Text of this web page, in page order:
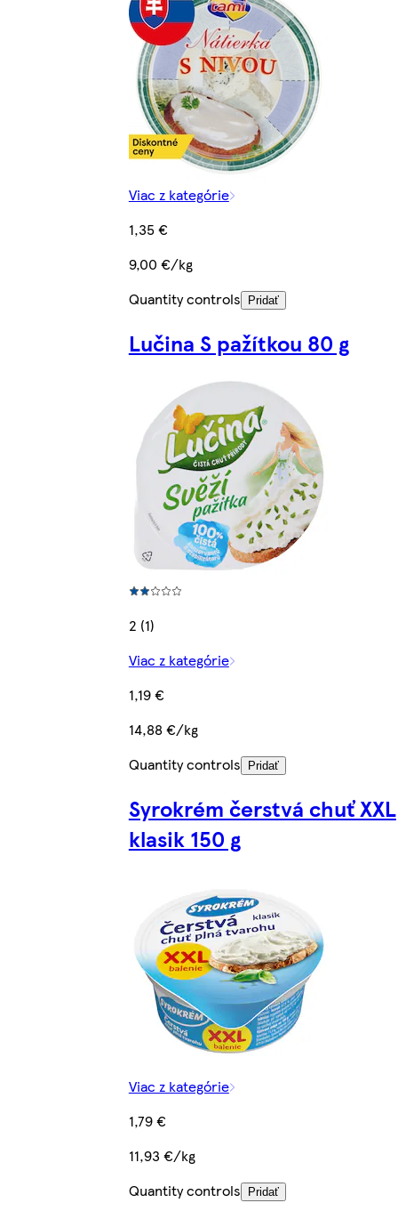
Viac z kategórie
1,35 €
9,00 €/kg
Quantity controls
Pridať
Lučina S pažítkou 80 g
2 (1)
Viac z kategórie
1,19 €
14,88 €/kg
Quantity controls
Pridať
Syrokrém čerstvá chuť XXL
klasik 150 g
Viac z kategórie
1,79 €
11,93 €/kg
Quantity controls
Pridať